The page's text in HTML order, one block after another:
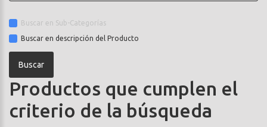
Buscar en Sub-Categorías
Buscar en descripción del Producto
Productos que cumplen el
criterio de la búsqueda